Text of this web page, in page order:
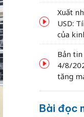
Xuất
USD:
của
Bản
4/8/
tăng
Bài đọc